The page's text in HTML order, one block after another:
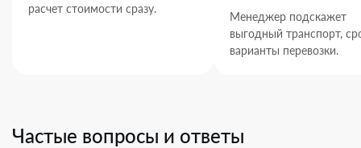
расчет стоимости сразу.
Менеджер подскажет
выгодный транспорт,
варианты перевозки.
Частые вопросы и ответы